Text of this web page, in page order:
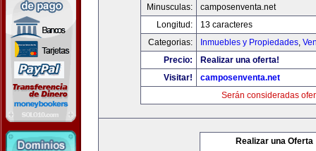
Minusculas:
camposenventa.net
Longitud:
13 caracteres
Categorias:
Inmuebles y Propiedades,
Precio:
Realizar una oferta!
Visitar!
camposenventa.net
Serán consideradas
Realizar una Oferta